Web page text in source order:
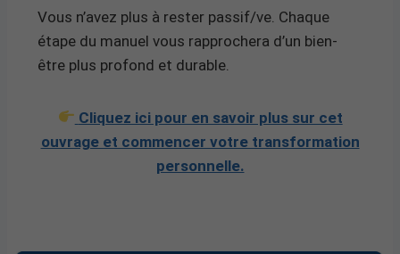
Vous n’avez plus à rester passif/ve. Chaque
étape du manuel vous rapprochera d’un bien-
être plus profond et durable.
Cliquez ici pour en savoir plus sur cet
ouvrage et commencer votre transformation
personnelle.